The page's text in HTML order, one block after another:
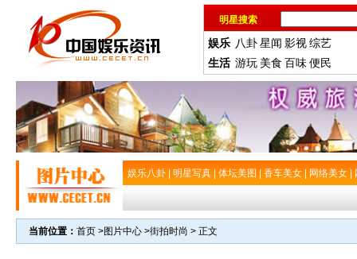
明星搜索
娱乐 八卦星闻 影视综艺
生活 游玩 美食 百味便民
娱乐八卦 明星写真 体坛美图 香车美女 网络美女
当前位置： 首页 >图片中心 >街拍时尚 > 正文